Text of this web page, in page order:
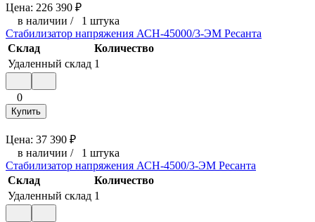
Цена: 226 390 ₽
в наличии / 1 штука
Стабилизатор напряжения АСН-45000/3-ЭМ Ресанта
Склад
Количество
Удаленный склад 1
0
Купить
Цена: 37 390 ₽
в наличии / 1 штука
Стабилизатор напряжения АСН-4500/3-ЭМ Ресанта
Склад
Количество
Удаленный склад 1